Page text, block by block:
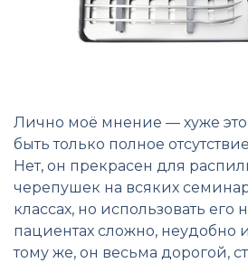
Лично моё мнение — хуже
быть только полное
Нет, он прекрасен для
черепушек на всяких
классах, но использовать его
пациентах сложно, неудобно
тому же, он весьма дорогой,